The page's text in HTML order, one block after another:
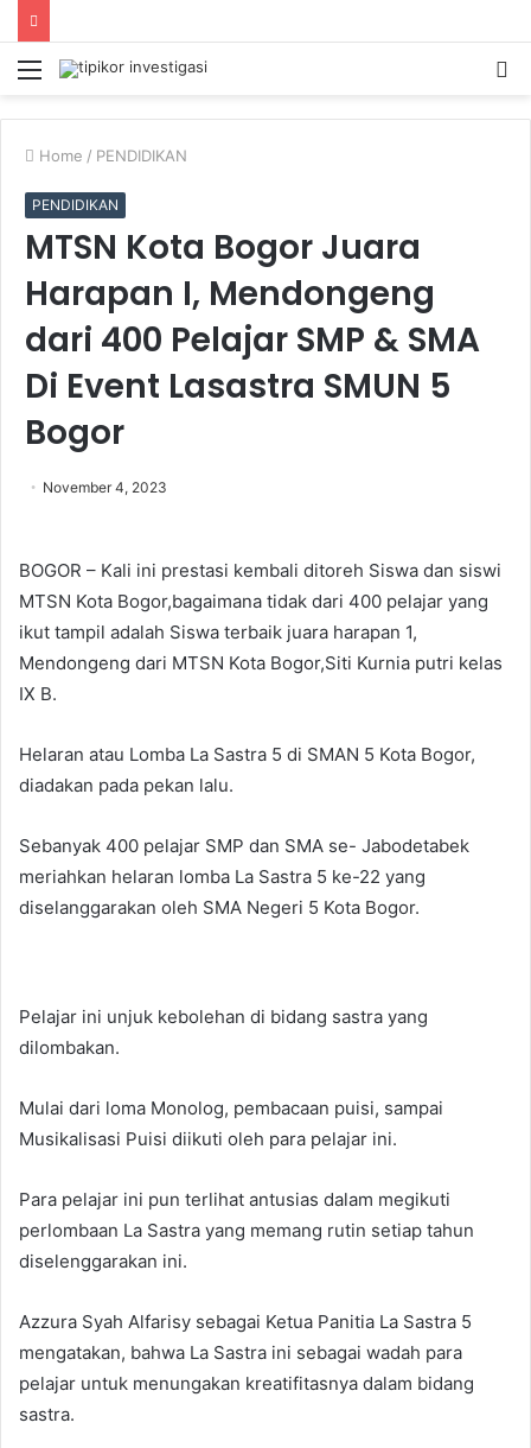
Menu
Home / PENDIDIKAN
PENDIDIKAN
MTSN Kota Bogor Juara
Harapan I, Mendongeng
dari 400 Pelajar SMP & SMA
Di Event Lasastra SMUN 5
Bogor
November 4, 2023
BOGOR – Kali ini prestasi kembali ditoreh Siswa dan siswi
MTSN Kota Bogor,bagaimana tidak dari 400 pelajar yang
ikut tampil adalah Siswa terbaik juara harapan 1,
Mendongeng dari MTSN Kota Bogor,Siti Kurnia putri kelas
IX B.
Helaran atau Lomba La Sastra 5 di SMAN 5 Kota Bogor,
diadakan pada pekan lalu.
Sebanyak 400 pelajar SMP dan SMA se- Jabodetabek
meriahkan helaran lomba La Sastra 5 ke-22 yang
diselanggarakan oleh SMA Negeri 5 Kota Bogor.
Pelajar ini unjuk kebolehan di bidang sastra yang
dilombakan.
Mulai dari loma Monolog, pembacaan puisi, sampai
Musikalisasi Puisi diikuti oleh para pelajar ini.
Para pelajar ini pun terlihat antusias dalam megikuti
perlombaan La Sastra yang memang rutin setiap tahun
diselenggarakan ini.
Azzura Syah Alfarisy sebagai Ketua Panitia La Sastra 5
mengatakan, bahwa La Sastra ini sebagai wadah para
pelajar untuk menungakan kreatifitasnya dalam bidang
sastra.